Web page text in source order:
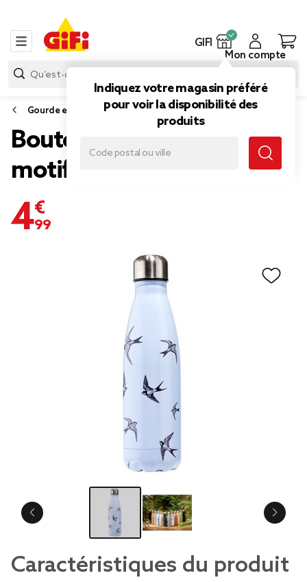
GIFI
Indiquez votre magasin préféré
pour voir la disponibilité des
produits
Mon compte
Gourde et bouteille isotherme
Bouteille isotherme inox
motifs oiseaux gris 500ml
4,99 €
Caractéristiques du produit